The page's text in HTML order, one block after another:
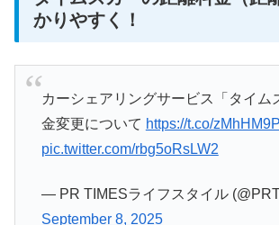
かりやすく！
カーシェアリングサービス「タイム
金変更について https://t.co/
pic.twitter.com/rbg5oRsLW2
— PR TIMESライフスタイル
September 8, 2025